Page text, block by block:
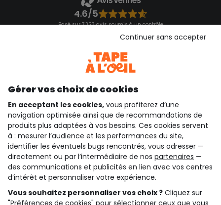
4.6/5
Basé sur 7 323 avis soumis à un contrôle
Consulter les CGU
Téléchargez notre application
qui sommes-nous ?
besoin d'aide ?
le club fidélité
notre catalogue
Gérer vos choix de cookies
En acceptant les cookies, vous profiterez d’une
navigation optimisée ainsi que de recommandations de
produits plus adaptées à vos besoins. Ces cookies servent
à : mesurer l’audience et les performances du site,
identifier les éventuels bugs rencontrés, vous adresser —
directement ou par l’intermédiaire de nos partenaires —
des communications et publicités en lien avec vos centres
d’intérêt et personnaliser votre expérience.
Vous souhaitez personnaliser vos choix ? Cliquez sur
"Préférences de cookies" pour sélectionner ceux que vous
Continuer sans accepter